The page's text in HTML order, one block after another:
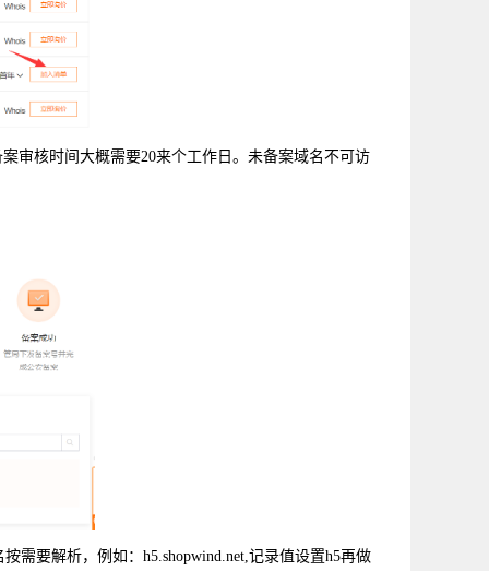
审核时间大概需要20来个工作日。未备案域名不可访
需要解析，例如：h5.shopwind.net,记录值设置h5再做